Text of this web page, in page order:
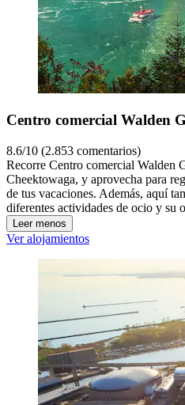
Centro comercial Walden
8.6/10 (2.853 comentarios)
Recorre Centro comercial Walden
Cheektowaga, y aprovecha para
de tus vacaciones. Además, aquí
diferentes actividades de ocio y su
Leer menos
Ver alojamientos